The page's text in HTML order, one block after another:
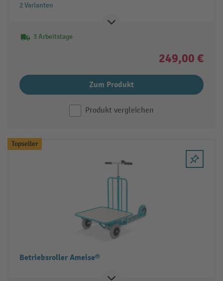
2 Varianten
3 Arbeitstage
249,00 €
Zum Produkt
Produkt vergleichen
Topseller
Betriebsroller Ameise®